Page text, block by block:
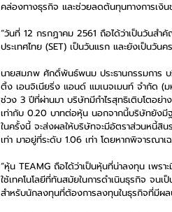
คล่องทางธุรกิจ และช่วยลดต้นทุนทางการเงิ
“วันที่ 12 กรกฏาคม 2561 ถือได้ว่าเป็นวันสำ
ประเทศไทย (SET) เป็นวันแรก และยังเป็น
นายสมภพ ศักดิ์พันธ์พนม ประธานกรรมการ บ
ติ้ง เอนจิเนียริ่ง แอนด์ แมเนจเมนท์ จำกัด (
ช่วง 3 ปีที่ผ่านมา บริษัทมีกำไรสุทธิเติบโตอย่
เท่ากับ 0.20 บาทต่อหุ้น นอกจากนี้บริษัทยังมีฐ
ในครั้งนี้ จะส่งผลให้บริษัทจะมีอัตราส่วนหนี้
เท่า มาอยู่ที่ระดับ 1.06 เท่า โดยหากพิจารณา
“หุ้น TEAMG ถือได้ว่าเป็นหุ้นที่น่าลงทุน เพร
ใช้เทคโนโลยีที่ทันสมัยในการดำเนินธุรกิจ จน
สำหรับนักลงทุนที่ต้องการลงทุนในธุรกิจที่มีผล